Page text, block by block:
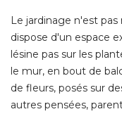
Le jardinage n'est pas
dispose d'un espace
lésine pas sur les
le mur, en bout de
de fleurs, posés sur
autres pensées,